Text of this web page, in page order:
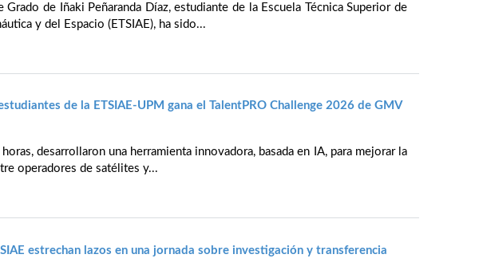
Grado de Iñaki Peñaranda Díaz, estudiante de la Escuela Técnica Superior de
y del Espacio (ETSIAE), ha sido...
de la ETSIAE-UPM gana el TalentPRO Challenge 2026 de GMV
desarrollaron una herramienta innovadora, basada en IA, para mejorar la
operadores de satélites y...
estrechan lazos en una jornada sobre investigación y transferencia